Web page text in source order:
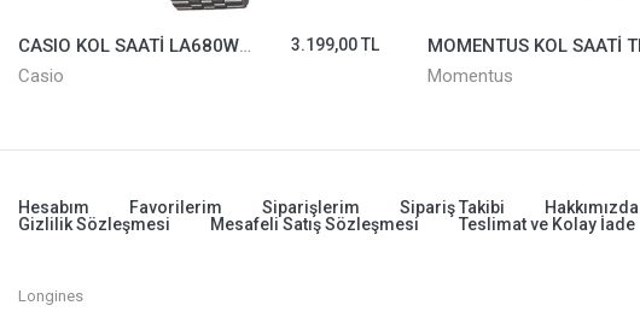
CASIO KOL SAATİ LA680WA-1DF
Casio
3.199,00 TL
Momentus
Hesabım Favorilerim Siparişlerim Sipariş Takibi Hakkımızda
Gizlilik Sözleşmesi
Mesafeli Satış Sözleşmesi Teslimat ve Kolay İade
Longines